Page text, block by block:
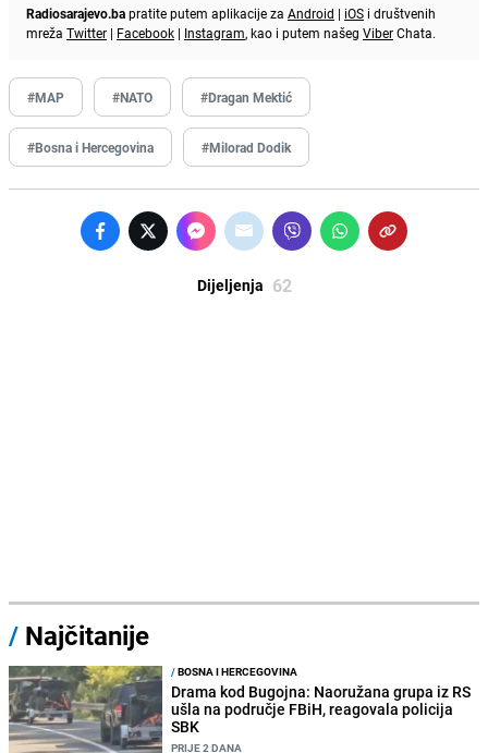
Radiosarajevo.bapratite putem aplikacije za Android | iOS i društvenih
mreža Twitter | Facebook | Instagram, kao i putem našeg ViberChata.
#MAP #NATO #Dragan Mektić
#Bosna i Hercegovina #Milorad Dodik
Dijeljenja 62
/ Najčitanije
/BOSNA I HERCEGOVINA
Drama kod Bugojna: Naoružana grupa iz RS
ušla na područje FBiH, reagovala policija
SBK
PRIJE 2 DANA